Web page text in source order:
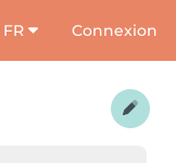
FR Connexion